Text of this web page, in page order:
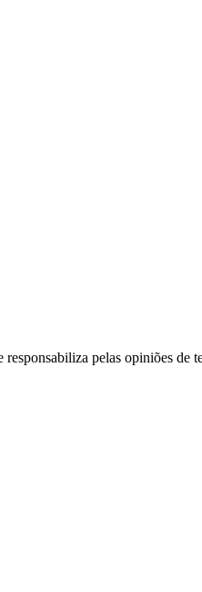
pelas opiniões de